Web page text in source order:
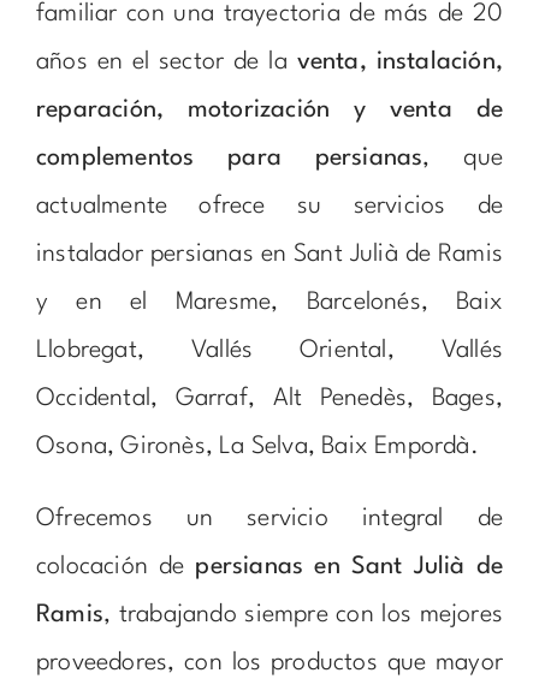
familiar con una trayectoria de más de 20
años en el sector de la venta, instalación,
reparación, motorización y venta de
complementos para persianas, que
actualmente ofrece su servicios de
instalador persianas en Sant Julià de Ramis
y en el Maresme, Barcelonés, Baix
Llobregat, Vallés Oriental, Vallés
Occidental, Garraf, Alt Penedès, Bages,
Osona, Gironès, La Selva, Baix Empordà.
Ofrecemos un servicio integral de
colocación de persianas en Sant Julià de
Ramis, trabajando siempre con los mejores
proveedores, con los productos que mayor